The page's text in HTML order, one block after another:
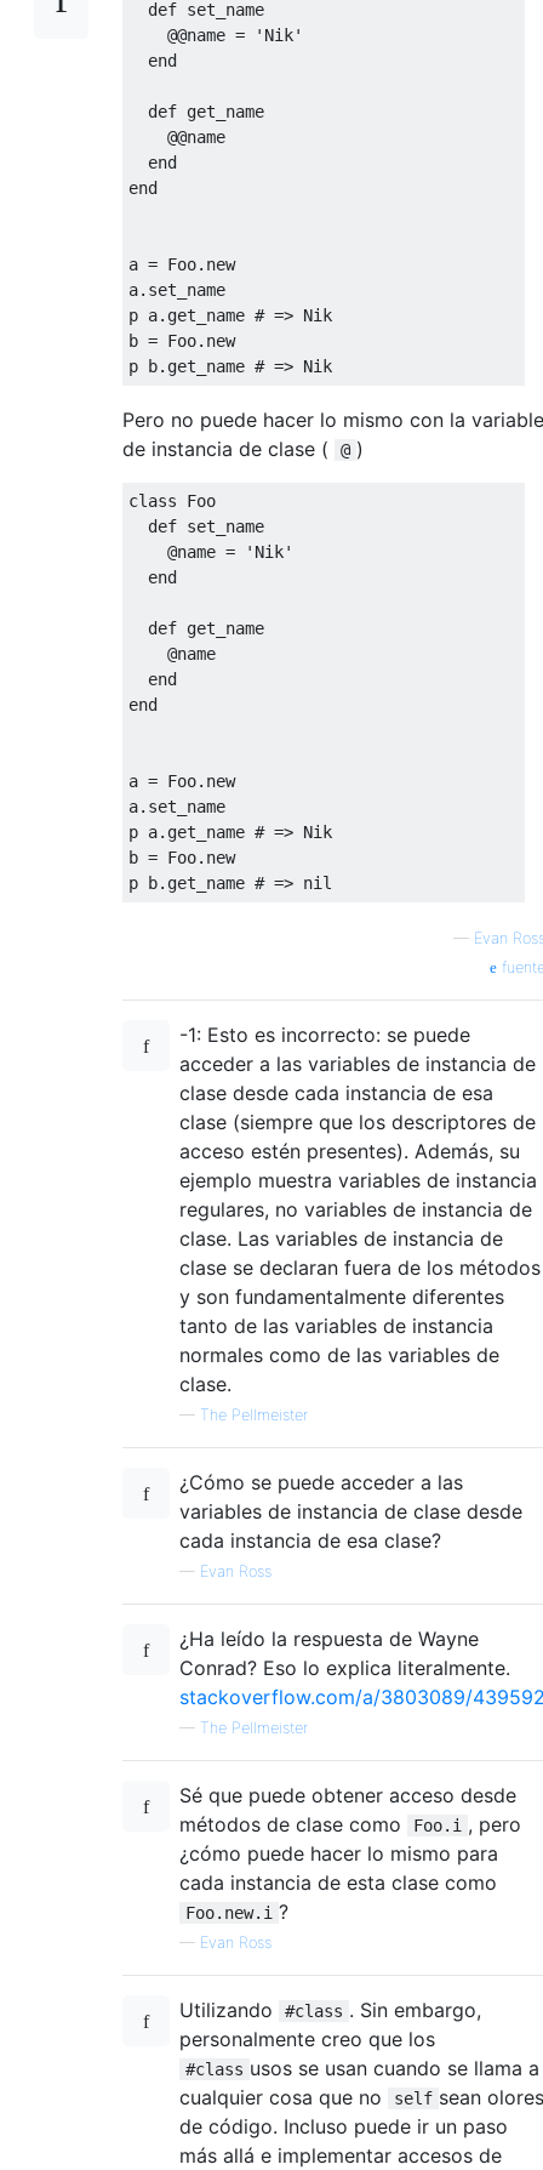
def set_name
@@name =
'Nik'
end
def get_name
@@name
end
end
a = Foo. new
a. set_name
p a. get_name # => Nik
b = Foo. new
p b. get_name # => Nik
Pero no puede hacer lo mismo con la variable
de instancia de clase (
@ )
class
Foo
def set_name
@name =
'Nik'
end
def get_name
@name
end
end
a = Foo. new
a. set_name
p a. get_name # => Nik
b = Foo. new
p b. get_name # => nil
— Evan
-1: Esto es incorrecto: se puede
acceder a las variables de instancia de
clase desde cada instancia de esa
clase (siempre que los descriptores de
acceso estén presentes). Además, su
ejemplo muestra variables de instancia
regulares, no variables de instancia de
clase. Las variables de instancia de
clase se declaran fuera de los métodos
y son fundamentalmente diferentes
tanto de las variables de instancia
normales como de las variables de
clase.
— The Pellmeister
¿Cómo se puede acceder a las
variables de instancia de clase desde
cada instancia de esa clase?
— Evan Ross
¿Ha leído la respuesta de Wayne
Conrad? Eso lo explica literalmente.
stackoverflow.com/a/3803089/
— The Pellmeister
Sé que puede obtener acceso desde
métodos de clase como
Foo.i , pero
¿cómo puede hacer lo mismo para
cada instancia de esta clase como
Foo.new.i ?
— Evan Ross
Utilizando #class . Sin embargo,
personalmente creo que los
#class usos se usan cuando se llama a
cualquier cosa que no
self sean olores
de código. Incluso puede ir un paso
más allá e implementar accesos de